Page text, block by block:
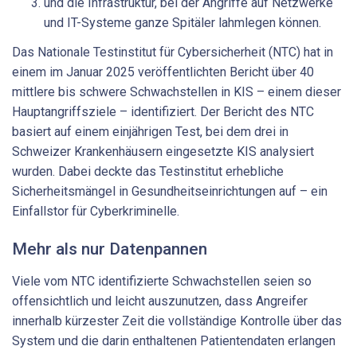
und IT-Systeme ganze Spitäler lahmlegen können.
Das Nationale Testinstitut für Cybersicherheit (NTC) hat in
einem im Januar 2025 veröffentlichten Bericht über 40
mittlere bis schwere Schwachstellen in KIS – einem dieser
Hauptangriffsziele – identifiziert. Der Bericht des NTC
basiert auf einem einjährigen Test, bei dem drei in
Schweizer Krankenhäusern eingesetzte KIS analysiert
wurden. Dabei deckte das Testinstitut erhebliche
Sicherheitsmängel in Gesundheitseinrichtungen auf – ein
Einfallstor für Cyberkriminelle.
Mehr als nur Datenpannen
Viele vom NTC identifizierte Schwachstellen seien so
offensichtlich und leicht auszunutzen, dass Angreifer
innerhalb kürzester Zeit die vollständige Kontrolle über das
System und die darin enthaltenen Patientendaten erlangen